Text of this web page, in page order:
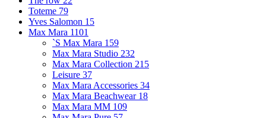
Toteme 79
Yves Salomon 15
Max Mara 1101
`S Max Mara 159
Max Mara Studio 232
Max Mara Collection 215
Leisure 37
Max Mara Accessories 34
Max Mara Beachwear 18
Max Mara MM 109